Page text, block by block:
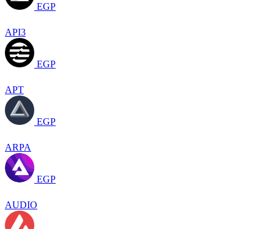
EGP
API3
EGP
APT
EGP
ARPA
EGP
AUDIO